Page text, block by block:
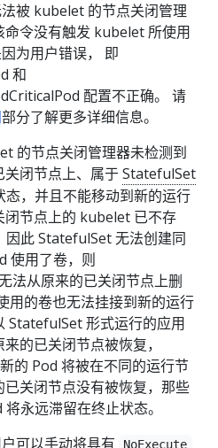
被 kubelet 的节点关闭管理
命令没有触发 kubelet 所使用
为用户错误， 即
和
配置不正确。 请
部分了解更多详细信息。
的节点关闭管理器未检测到
闭节点上、属于StatefulSet
态，并且不能移动到新的运行
闭节点上的 kubelet 已不存
因此 StatefulSet 无法创建同
使用了卷，则
法从原来的已关闭节点上删
用的卷也无法挂接到新的运行
StatefulSet 形式运行的应用
的已关闭节点被恢复，
的 Pod 将被在不同的运行节
关闭节点没有被恢复，那些
永远滞留在终止状态。
可以手动将具有
NoExecute